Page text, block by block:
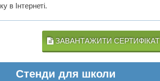
в Інтернеті.
ЗАВАНТАЖИТИ СЕРТИФІКАТ
Стенди для школи